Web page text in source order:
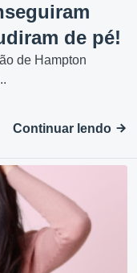
de pé!
de Hampton
Continuar lendo